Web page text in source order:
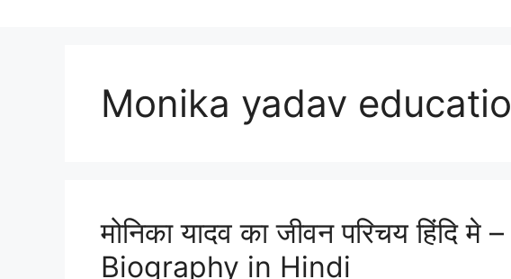
Monika yadav
मोनिका यादव का जीवन परिचय हिंदि
Biography in Hindi